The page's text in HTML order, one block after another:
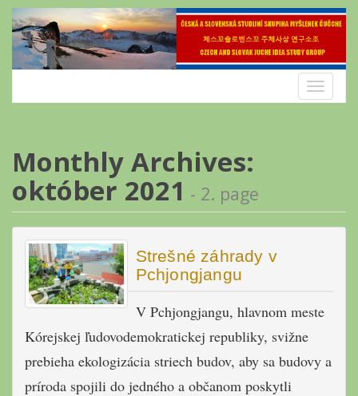
Skip
content
Toggle
Monthly Archives:
október 2021 - 2. page
Strešné záhrady v
Pchjongjangu
V Pchjongjangu, hlavnom meste
Kórejskej ľudovodemokratickej republiky, svižne
prebieha ekologizácia striech budov, aby sa budovy a
príroda spojili do jedného a občanom poskytli